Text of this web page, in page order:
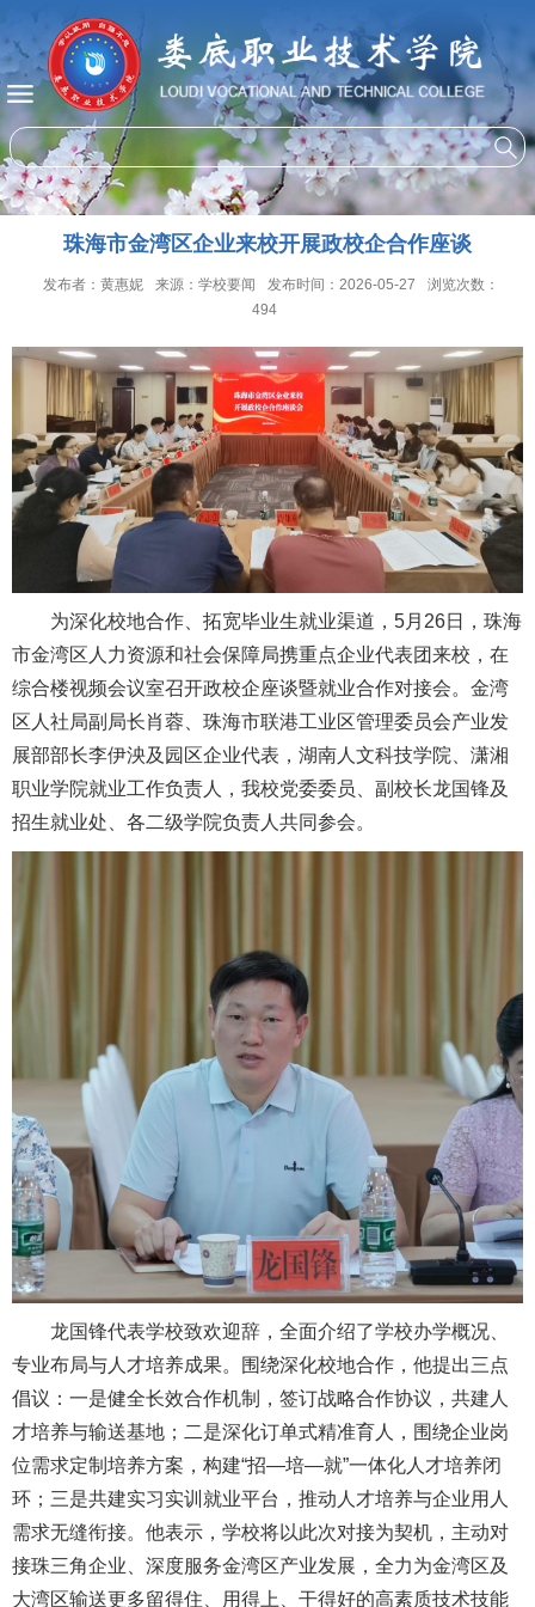
珠海市金湾区企业来校开展政校企合作座谈
发布者：黄惠妮 来源：学校要闻 发布时间：2026-05-27
浏览次数：
494
为深化校地合作、拓宽毕业生就业渠道，5月26日，珠海
市金湾区人力资源和社会保障局携重点企业代表团来校，在
综合楼视频会议室召开政校企座谈暨就业合作对接会。金湾
区人社局副局长肖蓉、珠海市联港工业区管理委员会产业发
展部部长李伊泱及园区企业代表，湖南人文科技学院、潇湘
职业学院就业工作负责人，我校党委委员、副校长龙国锋及
招生就业处、各二级学院负责人共同参会。
龙国锋代表学校致欢迎辞，全面介绍了学校办学概况、
专业布局与人才培养成果。围绕深化校地合作，他提出三点
倡议：一是健全长效合作机制，签订战略合作协议，共建人
才培养与输送基地；二是深化订单式精准育人，围绕企业岗
位需求定制培养方案，构建“招—培—就”一体化人才培养闭
环；三是共建实习实训就业平台，推动人才培养与企业用人
需求无缝衔接。他表示，学校将以此次对接为契机，主动对
接珠三角企业、深度服务金湾区产业发展，全力为金湾区及
大湾区输送更多留得住、用得上、干得好的高素质技术技能